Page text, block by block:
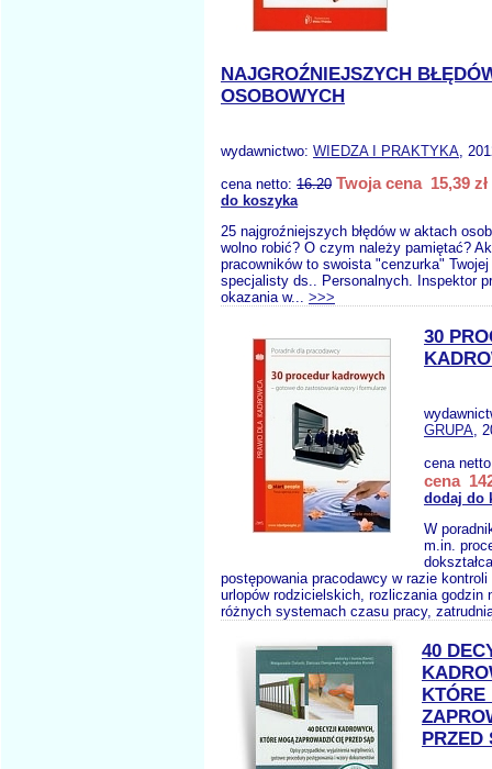
NAJGROŹNIEJSZYCH
OSOBOWYCH
wydawnictwo: WIEDZA I PRAKTYKA,
cena netto: 16.20 Twoja cena 15,39 zł
do koszyka
25 najgroźniejszych błędów w aktach
wolno robić? O czym należy pamiętać?
pracowników to swoista "cenzurka"
specjalisty ds.. Personalnych. Inspektor
okazania w... >>>
30
GRUPA,
cena
cena
dodaj do
W
m.in.
postępowania pracodawcy w razie
urlopów rodzicielskich, rozliczania godzin
różnych systemach czasu pracy,
40
KTÓRE
PRZED